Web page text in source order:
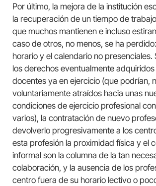
Por último, la mejora de la institución
la recuperación de un tiempo de
que muchos mantienen e incluso
caso de otros, no menos, se ha
horario y el calendario no presenciales.
los derechos eventualmente
docentes ya en ejercicio (que podrían,
voluntariamente atraídos hacia unas
condiciones de ejercicio profesional
varios), la contratación de nuevo
devolverlo progresivamente a los
esta profesión la proximidad física y el
informal son la columna de la tan
colaboración, y la ausencia de los
centro fuera de su horario lectivo o